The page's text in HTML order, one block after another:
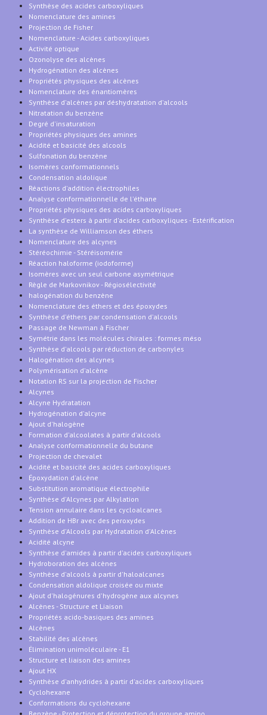
Synthèse des acides carboxyliques
Nomenclature des amines
Projection de Fisher
Nomenclature - Acides carboxyliques
Activité optique
Ozonolyse des alcènes
Hydrogénation des alcènes
Propriétés physiques des alcènes
Nomenclature des énantiomères
Synthèse d'alcènes par déshydratation d'alcools
Nitratation du benzène
Degré d'insaturation
Propriétés physiques des amines
Acidité et basicité des alcools
Sulfonation du benzène
Isomères conformationnels
Condensation aldolique
Réactions d'addition électrophiles
Analyse conformationnelle de l'éthane
Propriétés physiques des acides carboxyliques
Synthèse d'esters à partir d'acides carboxyliques - Estérification
La synthèse de Williamson des éthers
Nomenclature des alcynes
Stéréochimie - Stéréisomérie
Réaction haloforme (iodoforme)
Isomères avec un seul carbone asymétrique
Règle de Markovnikov - Régiosélectivité
halogénation du benzène
Nomenclature des éthers et des époxydes
Synthèse d'éthers par condensation d'alcools
Passage de Newman à Fischer
Symétrie dans les molécules chirales : formes méso
Synthèse d'alcools par réduction de carbonyles
Halogénation des alcynes
Polymérisation d'alcène
Notation RS sur la projection de Fischer
Alcynes
Alcyne Hydratation
Hydrogénation d'alcyne
Ajout d'halogène
Formation d'alcoolates à partir d'alcools
Analyse conformationnelle du butane
Projection de chevalet
Acidité et basicité des acides carboxyliques
Époxydation d'alcène
Substitution aromatique électrophile
Synthèse d'Alcynes par Alkylation
Tension annulaire dans les cycloalcanes
Addition de HBr avec des peroxydes
Synthèse d'Alcools par Hydratation d'Alcènes
Acidité alcyne
Synthèse d'amides à partir d'acides carboxyliques
Hydroboration des alcènes
Synthèse d'alcools à partir d'haloalcanes
Condensation aldolique croisée ou mixte
Ajout d'halogénures d'hydrogène aux alcynes
Alcènes - Structure et Liaison
Propriétés acido-basiques des amines
Alcènes
Stabilité des alcènes
Élimination unimoléculaire - E1
Structure et liaison des amines
Ajout HX
Synthèse d'anhydrides à partir d'acides carboxyliques
Cyclohexane
Conformations du cyclohexane